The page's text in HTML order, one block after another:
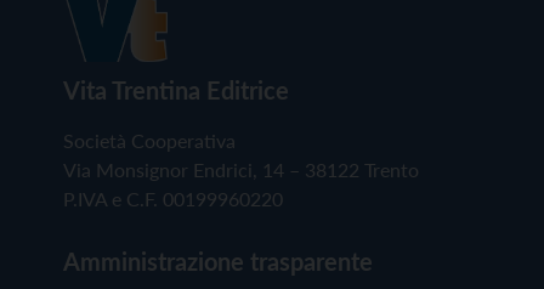
Vita Trentina Editrice
Società Cooperativa
Via Monsignor Endrici, 14 – 38122 Trento
P.IVA e C.F. 00199960220
Amministrazione trasparente